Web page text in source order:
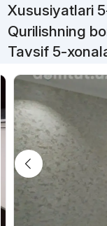
Xususiyatlari
Qurilishning
Tavsif 5-